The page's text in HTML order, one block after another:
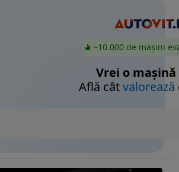
~10.000 de mașini
Vrei o mașină
Află câtvalorează